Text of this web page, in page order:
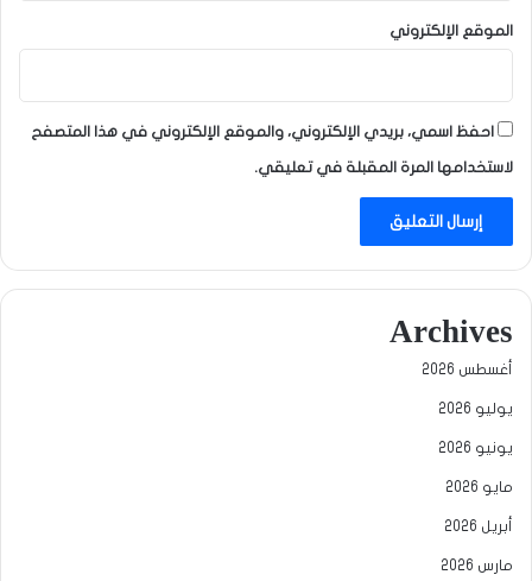
الموقع الإلكتروني
احفظ اسمي، بريدي الإلكتروني، والموقع الإلكتروني في هذا المتصفح
لاستخدامها المرة المقبلة في تعليقي.
Archives
أغسطس 2026
يوليو 2026
يونيو 2026
مايو 2026
أبريل 2026
مارس 2026